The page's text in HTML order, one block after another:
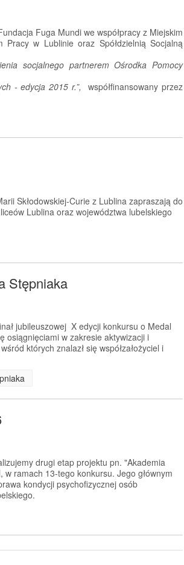
Fuga Mundi we współpracy z Miejskim
w Lublinie oraz Spółdzielnią Socjalną
socjalnego partnerem Ośrodka Pomocy
- edycja 2015 r.”,współfinansowany przez
Skłodowskiej-Curie z Lublina zapraszają do
Lublina oraz województwa lubelskiego
Stępniaka
jubileuszowej X edycji konkursu o Medal
osiągnięciami w zakresie aktywizacji i
których znalazł się współzałożyciel i
drugi etap projektu pn. "Akademia
ramach 13-tego konkursu. Jego głównym
kondycji psychofizycznej osób